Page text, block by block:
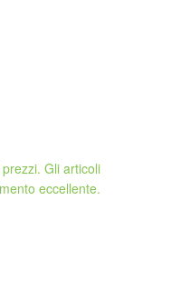
Gli articoli
eccellente.